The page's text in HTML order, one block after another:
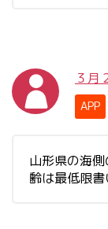
３月
APP
山形県の海
齢は最低限